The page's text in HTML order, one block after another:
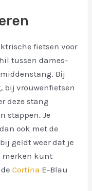
fietsen voor
tussen dames-
Bij
bij vrouwenfietsen
deze stang
stappen. Je
ook met de
geldt weer dat je
merken kunt
deCortina E-Blau